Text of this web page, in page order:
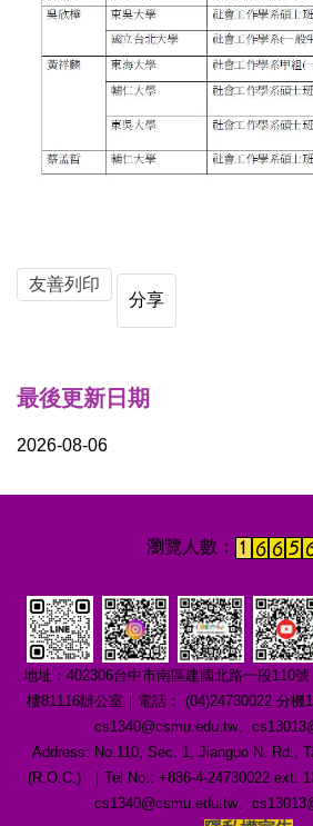
友善列印
分享
最後更新日期
2026-08-06
地址：402306台中市南區建國北路一段110
樓81116辦公室｜電話： (04)24730022 分機
cs1340@csmu.edu.tw、
Address: No.110, Sec. 1, Jianguo N. Rd.,
(R.O.C.) ｜Tel No.: +886-4-24730022 ext.
cs1340@csmu.edu.tw、